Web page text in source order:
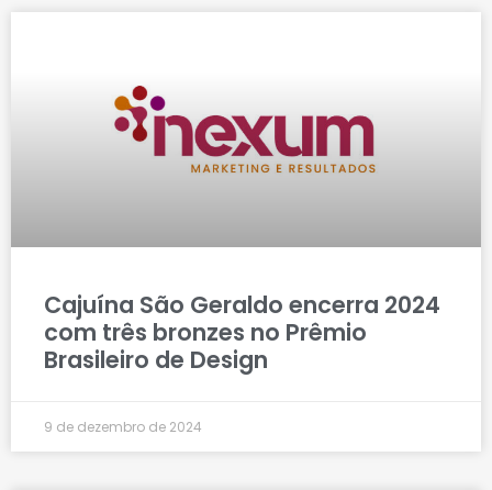
Cajuína São Geraldo encerra 2024
com três bronzes no Prêmio
Brasileiro de Design
9 de dezembro de 2024